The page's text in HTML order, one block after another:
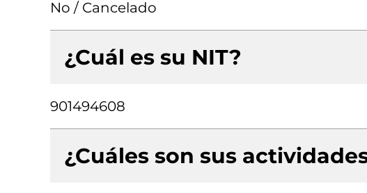
No / Cancelado
¿Cuál es su NIT?
901494608
¿Cuáles son sus